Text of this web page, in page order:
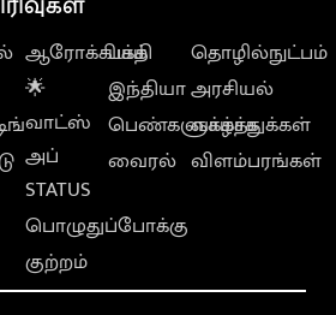
ஆரோக்கியம்
🌟
வாட்ஸ்
அப்
STATUS
பொழுதுப்போக்கு
குற்றம்
பக்தி
இந்தியா
பெண்களுக்காக
வைரல்
தொழில்நுட்பம்
அரசியல்
வாழ்த்துக்கள்
விளம்பரங்கள்